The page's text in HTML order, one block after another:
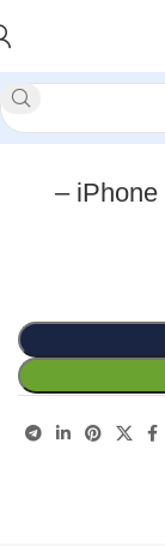
بوكس هدايا iPhone 17 Pro Max 256GB –